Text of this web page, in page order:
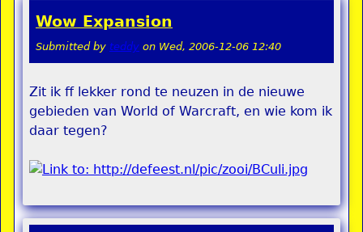
Wow Expansion
Submitted by teddy on Wed, 2006-12-06 12:40
Zit ik ff lekker rond te neuzen in de nieuwe
gebieden van World of Warcraft, en wie kom ik
daar tegen?